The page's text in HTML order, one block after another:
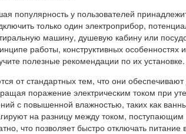
популярность у пользователей
только один электроприбор,
машину, душевую кабину или
работы, конструктивных
полезные рекомендации по их установке.
от стандартных тем, что они
поражение электрическим током при
с повышенной влажностью, таких как
на разницу между током, поступающим
что позволяет быстро отключать питание